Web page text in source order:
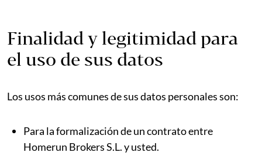
Finalidad y legitimidad para
el uso de sus datos
Los usos más comunes de sus datos personales son:
Para la formalización de un contrato entre
Homerun Brokers S.L. y usted.